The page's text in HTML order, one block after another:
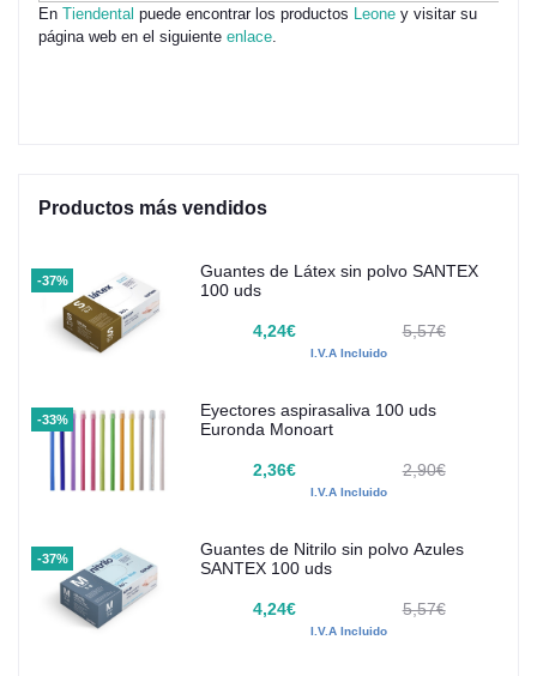
En Tiendental puede encontrar los productos Leone y visitar su
página web en el siguiente enlace
Productos más vendidos
-37%
Guantes de Látex sin polvo SANTEX
100 uds
4,24€ 5,57€
I.V.A Incluido
-33%
Eyectores aspirasaliva 100 uds
Euronda Monoart
2,36€ 2,90€
I.V.A Incluido
-37%
Guantes de Nitrilo sin polvo Azules
SANTEX 100 uds
4,24€ 5,57€
I.V.A Incluido